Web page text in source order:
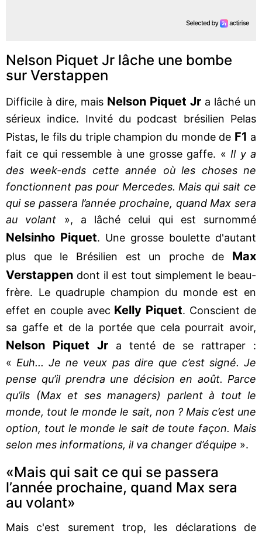
Nelson Piquet Jr lâche une bombe
sur Verstappen
Difficile à dire, mais Nelson Piquet Jr a lâché un
sérieux indice. Invité du podcast brésilien Pelas
Pistas, le fils du triple champion du monde de F1 a
fait ce qui ressemble à une grosse gaffe. « Il y a
des week-ends cette année où les choses ne
fonctionnent pas pour Mercedes. Mais qui sait ce
qui se passera l’année prochaine, quand Max sera
au volant », a lâché celui qui est surnommé
Nelsinho Piquet. Une grosse boulette d'autant
plus que le Brésilien est un proche de Max
Verstappen dont il est tout simplement le beau-
frère. Le quadruple champion du monde est en
effet en couple avec Kelly Piquet. Conscient de
sa gaffe et de la portée que cela pourrait avoir,
Nelson Piquet Jra tenté de se rattraper :
« Euh... Je ne veux pas dire que c’est signé. Je
pense qu’il prendra une décision en août. Parce
qu’ils (Max et ses managers) parlent à tout le
monde, tout le monde le sait, non ? Mais c’est une
option, tout le monde le sait de toute façon. Mais
selon mes informations, il va changer d’équipe ».
«Mais qui sait ce qui se passera
l’année prochaine, quand Max sera
au volant»
Mais c'est surement trop, les déclarations de